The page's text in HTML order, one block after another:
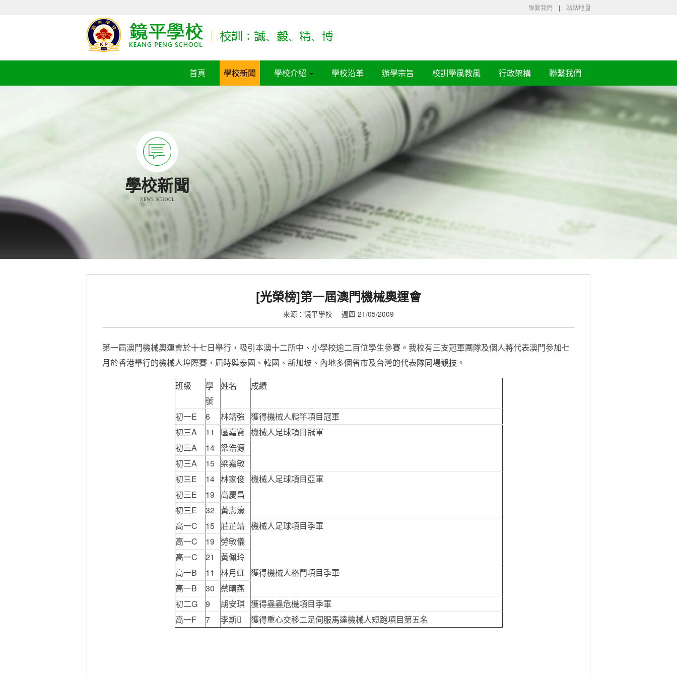
聯繫我們 | 站點地圖
首頁 學校新聞 學校介紹 學校沿革 辦學宗旨 校訓學風教風 行政架構 聯繫我們
學校新聞
NEWS SCHOOL
[光榮榜]第一屆澳門機械奧運會
來源：鏡平學校 週四 21/05/2009
第一屆澳門機械奧運會於十七日舉行，吸引本澳十二所中、小學校逾二百位學生參賽。我校有三支冠軍團隊及個人將代表澳門參加七
月於香港舉行的機械人埠際賽，屆時與泰國、韓國、新加坡、內地多個省市及台灣的代表隊同場競技。
班級
學
號
姓名 成績
初一E 6 林靖強 獲得機械人爬竿項目冠軍
初三A
11 區嘉寶 機械人足球項目冠軍
初三A
14 梁浩源
初三A
15 梁嘉敏
初三E
14 林家俊 機械人足球項目亞軍
初三E
19
高慶昌
初三E
32
黃志濠
高一C
15 莊芷靖 機械人足球項目季軍
高一C
19
勞敏儀
高一C
21
黃佩玲
高一B
11 林月虹 獲得機械人格鬥項目季軍
高一B
30 蔡晴燕
初二G
9 胡安琪 獲得蟲蟲危機項目季軍
高一F
7 李斯 獲得重心交移二足伺服馬達機械人短跑項目第五名